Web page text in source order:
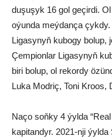
duşuşyk 16 gol geçirdi. Ol
oýunda meýdança çykdy.
Ligasynyň kubogy bolup,
Çempionlar Ligasynyň
biri bolup, ol rekordy
Luka Modriç, Toni Kroos,
Naço soňky 4 ýylda
kapitandyr. 2021-nji